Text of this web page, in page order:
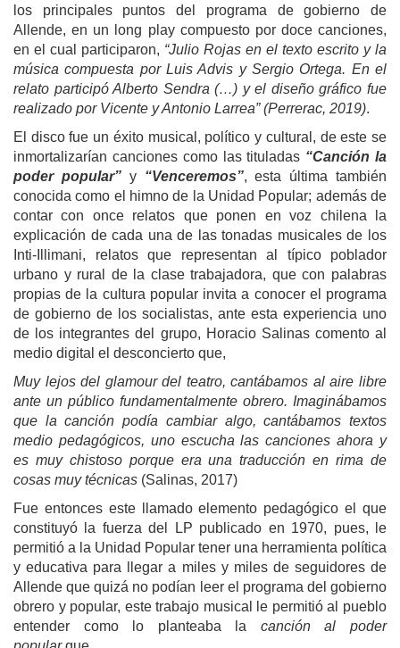
los principales puntos del programa de gobierno de
Allende, en un long play compuesto por doce canciones,
en el cual participaron, “Julio Rojas en el texto escrito y la
música compuesta por Luis Advis y Sergio Ortega. En el
relato participó Alberto Sendra (…) y el diseño gráfico fue
realizado por Vicente y Antonio Larrea” (Perrerac, 2019).
El disco fue un éxito musical, político y cultural, de este se
inmortalizarían canciones como las tituladas “Canción la
poder popular”y “Venceremos”, esta última también
conocida como el himno de la Unidad Popular; además de
contar con once relatos que ponen en voz chilena la
explicación de cada una de las tonadas musicales de los
Inti-Illimani, relatos que representan al típico poblador
urbano y rural de la clase trabajadora, que con palabras
propias de la cultura popular invita a conocer el programa
de gobierno de los socialistas, ante esta experiencia uno
de los integrantes del grupo, Horacio Salinas comento al
medio digital el desconcierto que,
Muy lejos del glamour del teatro, cantábamos al aire libre
ante un público fundamentalmente obrero. Imaginábamos
que la canción podía cambiar algo, cantábamos textos
medio pedagógicos, uno escucha las canciones ahora y
es muy chistoso porque era una traducción en rima de
cosas muy técnicas (Salinas, 2017)
Fue entonces este llamado elemento pedagógico el que
constituyó la fuerza del LP publicado en 1970, pues, le
permitió a la Unidad Popular tener una herramienta política
y educativa para llegar a miles y miles de seguidores de
Allende que quizá no podían leer el programa del gobierno
obrero y popular, este trabajo musical le permitió al pueblo
entender como lo planteaba la canción al poder